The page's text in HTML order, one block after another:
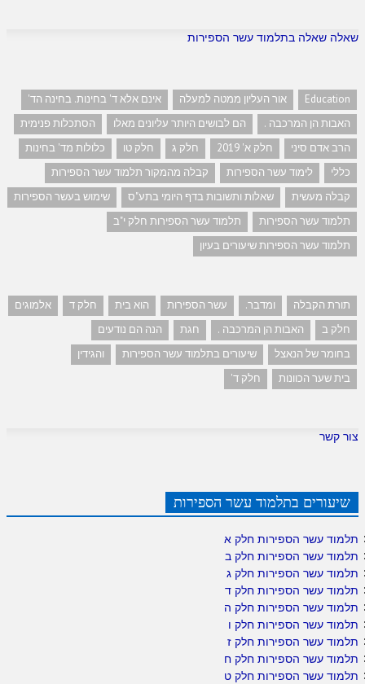
שאלה שאלה בתלמוד עשר הספירות
Education אור העליון ממטה למעלה
אינם אלא ד' בחינות. בחינה הד'
האבות הן המרכבה .
הם לבושים היותר עליונים מאלו
הסתכלות פנימית
הרב אדם סיני
חלק א' 2019 חלק ג חלק טו
כלולות מד' בחינות
כללי
לימוד עשר הספירות
קבלה מהמקור תלמוד עשר הספירות
קבלה מעשית
שאלות ותשובות בדף היומי בתע"ס
שימוש בעשר הספירות
תלמוד עשר הספירות
תלמוד עשר הספירות חלק י"ב
תלמוד עשר הספירות שיעורים בעיון
תורת הקבלה ומדבר. עשר הספירות הוא בית חלק ד
אלמוגים
חלק ב
האבות הן המרכבה . חגת
הנה הם נודעים
בחומר של הנאצל
שיעורים בתלמוד עשר הספירות
והגידין
בית שער הכוונות
חלק ד'
צור קשר
שיעורים בתלמוד עשר הספירות
תלמוד עשר הספירות חלק א
תלמוד עשר הספירות חלק ב
תלמוד עשר הספירות חלק ג
תלמוד עשר הספירות חלק ד
תלמוד עשר הספירות חלק ה
תלמוד עשר הספירות חלק ו
תלמוד עשר הספירות חלק ז
תלמוד עשר הספירות חלק ח
תלמוד עשר הספירות חלק ט